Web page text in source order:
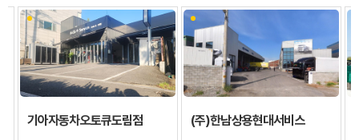
기아자동차오토큐도림점
(주)한남상용현대서비스